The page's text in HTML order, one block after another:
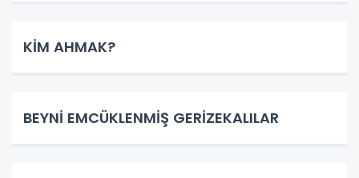
KİM AHMAK?
BEYNİ EMCÜKLENMİŞ GERİZEKALILAR